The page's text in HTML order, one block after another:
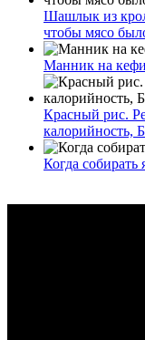
Шашлык из
чтобы мясо
Манник на
Красный рис.
калорийность,
Когда собирать